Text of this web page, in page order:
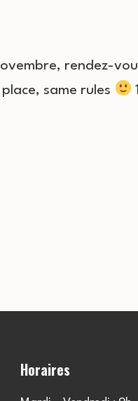
rendez-
same rules
Horaires